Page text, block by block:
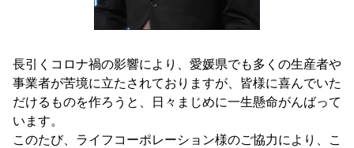
長引くコロナ禍の影響により、愛媛県でも多くの生産者や
事業者が苦境に立たされておりますが、皆様に喜んでいた
だけるものを作ろうと、日々まじめに一生懸命がんばって
います。
このたび、ライフコーポレーション様のご協力により、こ